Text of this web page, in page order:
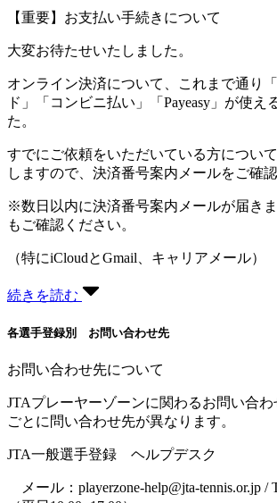
【重要】お支払い手続きについて
大変お待たせいたしました。
オンライン決済について、これまで通り
ド」「コンビニ払い」「Payeasy」が使え
た。
すでにご依頼をいただいている方につい
しますので、決済番号案内メールをご確認
※数日以内に決済番号案内メールが届き
もご確認ください。
（特にiCloudとGmail、キャリアメール）
続きを読む
各選手登録別 お問い合わせ先
お問い合わせ先について
JTAプレーヤーゾーンに関わるお問い合わ
ごとに問い合わせ先が異なります。
JTA一般選手登録 ヘルプデスク
メール：playerzone-help@jta-tennis.or.jp /